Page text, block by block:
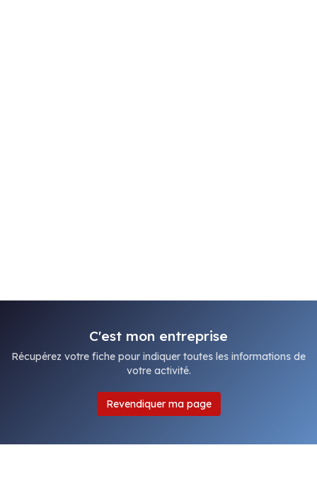
C'est mon entreprise
Récupérez votre fiche pour indiquer toutes les informations de
votre activité.
Revendiquer ma page